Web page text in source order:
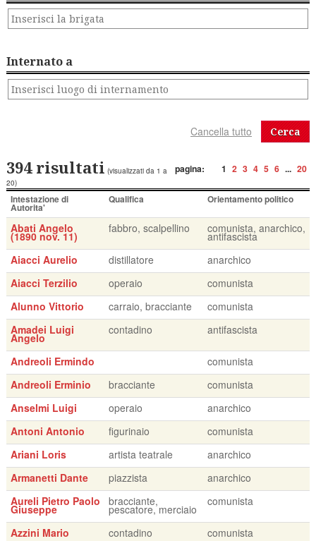
Internato a
Cerca
pagina: 1 2 3 4 5 6 ... 20
394 risultati (visualizzati da 1 a
20)
Intestazione di
Autorita'
Qualifica Orientamento politico
Abati Angelo
(1890 nov. 11)
fabbro, scalpellino comunista, anarchico,
antifascista
Aiacci Aurelio
distillatore
anarchico
Aiacci Terzilio
operaio
comunista
Alunno Vittorio
carraio, bracciante
comunista
Amadei Luigi
Angelo
contadino antifascista
Andreoli Ermindo
comunista
Andreoli Erminio
bracciante
comunista
Anselmi Luigi
operaio
anarchico
Antoni Antonio
figurinaio
comunista
Ariani Loris
artista teatrale
anarchico
Armanetti Dante
piazzista
anarchico
Aureli Pietro Paolo
Giuseppe
bracciante,
pescatore, merciaio
comunista
Azzini Mario contadino
comunista